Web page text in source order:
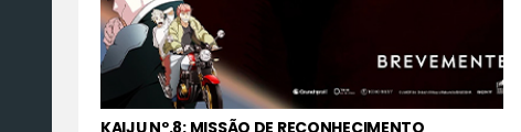
KAIJU Nº.8: MISSÃO DE RECONHECIMENTO